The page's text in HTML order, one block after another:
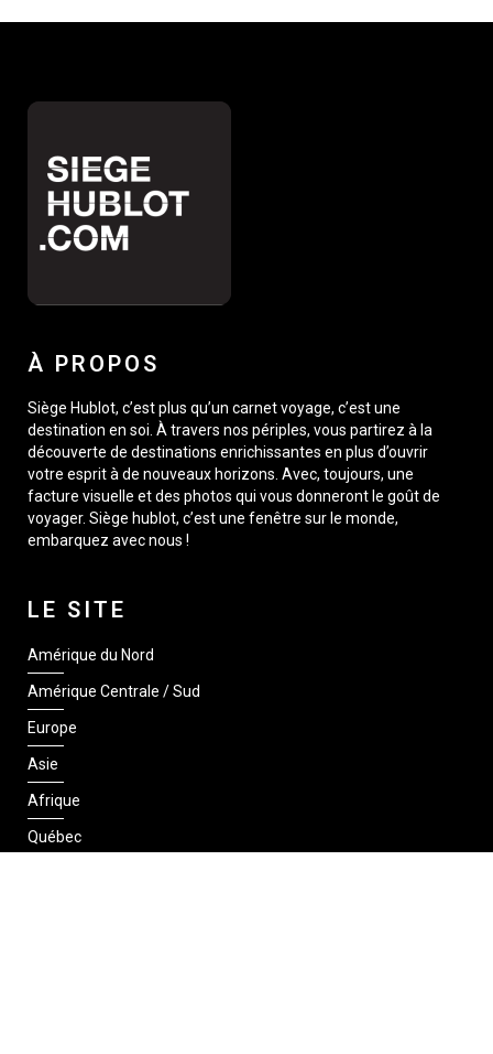
À PROPOS
Siège Hublot, c’est plus qu’un carnet voyage, c’est une
destination en soi. À travers nos périples, vous partirez à la
découverte de destinations enrichissantes en plus d’ouvrir
votre esprit à de nouveaux horizons. Avec, toujours, une
facture visuelle et des photos qui vous donneront le goût de
voyager. Siège hublot, c’est une fenêtre sur le monde,
embarquez avec nous !
LE SITE
Amérique du Nord
Amérique Centrale / Sud
Europe
Asie
Afrique
Québec